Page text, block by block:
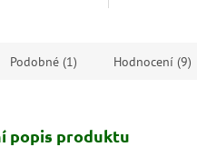
pro...
Podobné (1) Hodnocení (9)
popis produktu